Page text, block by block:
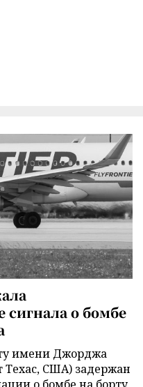
сигнала о бомбе
имени Джорджа
США) задержан
о бомбе на борту